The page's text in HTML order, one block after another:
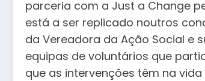
parceria com a Just a Change
está a ser replicado noutros
da Vereadora da Ação Social e
equipas de voluntários que
que as intervenções têm na